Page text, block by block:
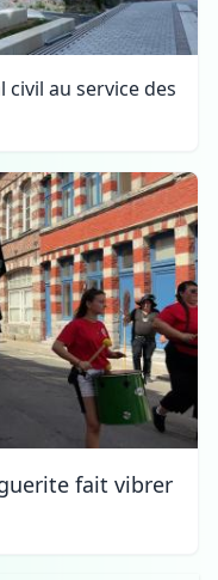
civil au service des
fait vibrer